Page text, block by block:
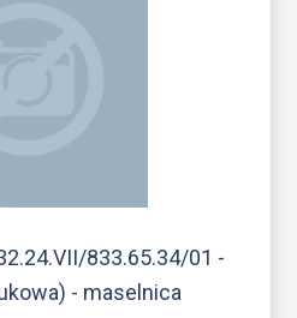
833.65.34/01 -
- maselnica